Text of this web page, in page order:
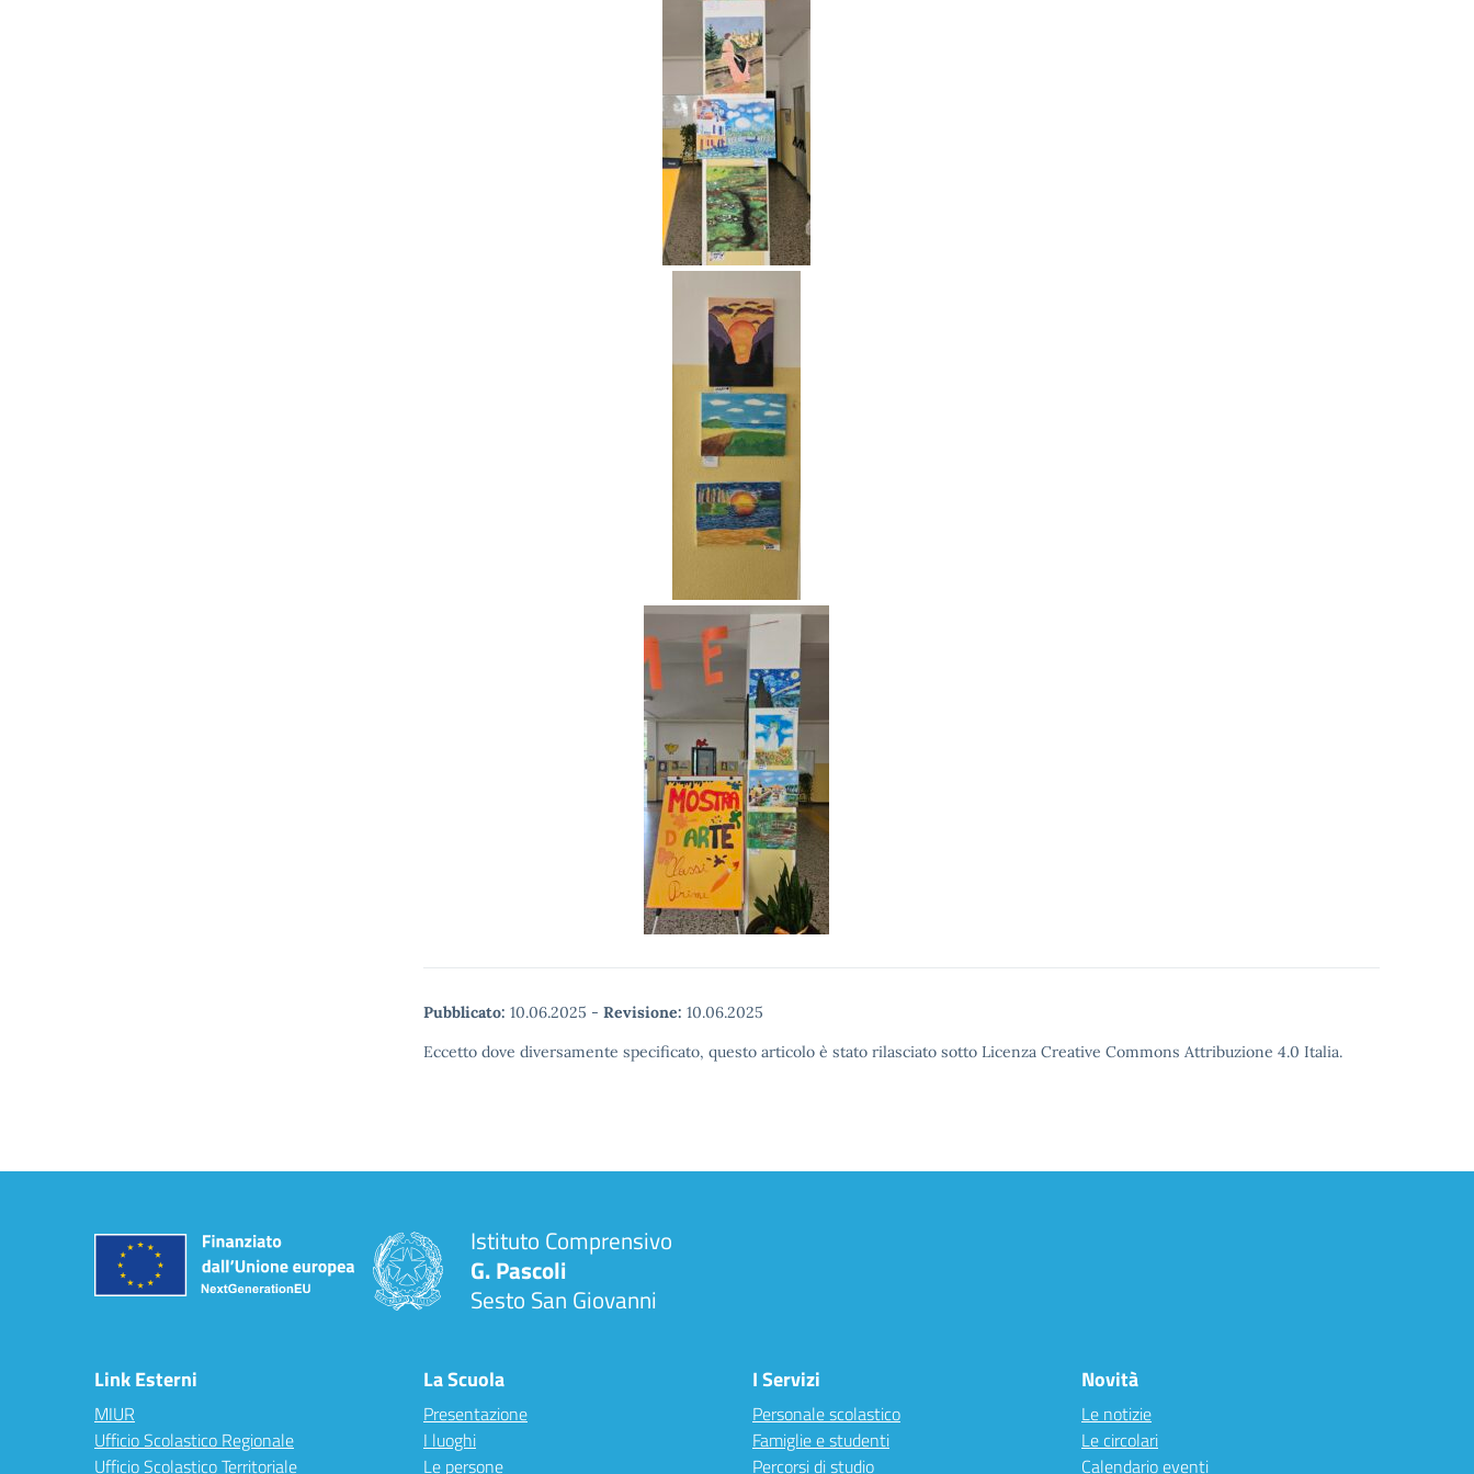
Pubblicato: 10.06.2025 - Revisione: 10.06.2025
Eccetto dove diversamente specificato, questo articolo è stato rilasciato sotto Licenza Creative Commons Attribuzione 4.0 Italia.
Istituto Comprensivo
G. Pascoli
Sesto San Giovanni
Link Esterni
MIUR
Ufficio Scolastico Regionale
Ufficio Scolastico Territoriale
La Scuola
Presentazione
I luoghi
Le persone
I Servizi
Personale scolastico
Famiglie e studenti
Percorsi di studio
Novità
Le notizie
Le circolari
Calendario eventi